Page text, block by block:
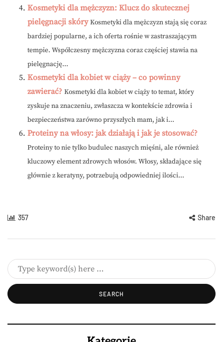
Kosmetyki dla mężczyzn: Klucz do skutecznej
pielęgnacji skóry Kosmetyki dla mężczyzn stają się coraz
bardziej popularne, a ich oferta rośnie w zastraszającym
tempie. Współczesny mężczyzna coraz częściej stawia na
pielęgnację...
Kosmetyki dla kobiet w ciąży – co powinny
zawierać? Kosmetyki dla kobiet w ciąży to temat, który
zyskuje na znaczeniu, zwłaszcza w kontekście zdrowia i
bezpieczeństwa zarówno przyszłych mam, jak i...
Proteiny na włosy: jak działają i jak je stosować?
Proteiny to nie tylko budulec naszych mięśni, ale również
kluczowy element zdrowych włosów. Włosy, składające się
głównie z keratyny, potrzebują odpowiedniej ilości...
357 Share